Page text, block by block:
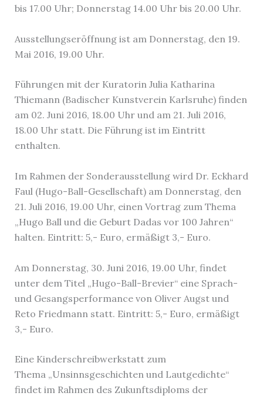
bis 17.00 Uhr; Donnerstag 14.00 Uhr bis 20.00 Uhr.
Ausstellungseröffnung ist am Donnerstag, den 19.
Mai 2016, 19.00 Uhr.
Führungen mit der Kuratorin Julia Katharina
Thiemann (Badischer Kunstverein Karlsruhe) finden
am 02. Juni 2016, 18.00 Uhr und am 21. Juli 2016,
18.00 Uhr statt. Die Führung ist im Eintritt
enthalten.
Im Rahmen der Sonderausstellung wird Dr. Eckhard
Faul (Hugo-Ball-Gesellschaft) am Donnerstag, den
21. Juli 2016, 19.00 Uhr, einen Vortrag zum Thema
„Hugo Ball und die Geburt Dadas vor 100 Jahren“
halten. Eintritt: 5,- Euro, ermäßigt 3,- Euro.
Am Donnerstag, 30. Juni 2016, 19.00 Uhr, findet
unter dem Titel „Hugo-Ball-Brevier“ eine Sprach-
und Gesangsperformance von Oliver Augst und
Reto Friedmann statt. Eintritt: 5,- Euro, ermäßigt
3,- Euro.
Eine Kinderschreibwerkstatt zum
Thema „Unsinnsgeschichten und Lautgedichte“
findet im Rahmen des Zukunftsdiploms der